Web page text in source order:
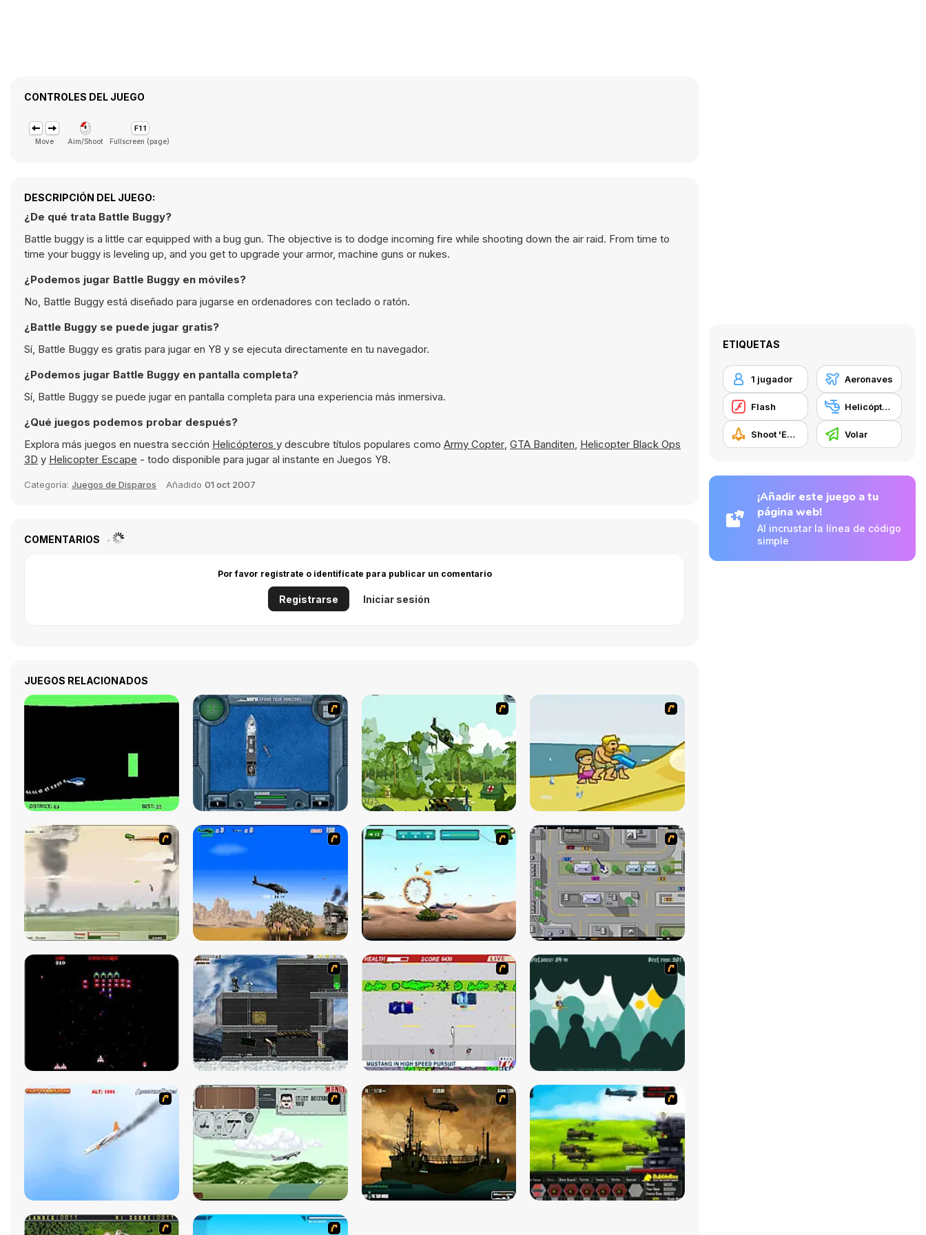
CONTROLES DEL JUEGO
Move Aim/Shoot Fullscreen (page)
DESCRIPCIÓN DEL JUEGO:
¿De qué trata Battle Buggy?
Battle buggy is a little car equipped with a bug gun. The objective is to dodge incoming fire while shooting down the air raid. From time to
time your buggy is leveling up, and you get to upgrade your armor, machine guns or nukes.
¿Podemos jugar Battle Buggy en móviles?
No, Battle Buggy está diseñado para jugarse en ordenadores con teclado o ratón.
¿Battle Buggy se puede jugar gratis?
Sí, Battle Buggy es gratis para jugar en Y8 y se ejecuta directamente en tu navegador.
¿Podemos jugar Battle Buggy en pantalla completa?
Sí, Battle Buggy se puede jugar en pantalla completa para una experiencia más inmersiva.
¿Qué juegos podemos probar después?
Explora más juegos en nuestra sección Helicópteros y descubre títulos populares como Army Copter, GTA Banditen, Helicopter Black Ops
3D y Helicopter Escape - todo disponible para jugar al instante en Juegos Y8.
Categoría: Juegos de Disparos Añadido 01 oct 2007
COMENTARIOS
Por favor regístrate o identifícate para publicar un comentario
Registrarse Iniciar sesión
JUEGOS RELACIONADOS
ETIQUETAS
1 jugador Aeronaves
Flash Helicópteros
Shoot 'Em Up Volar
¡Añadir este juego a tu
página web!
Al incrustar la línea de código
simple